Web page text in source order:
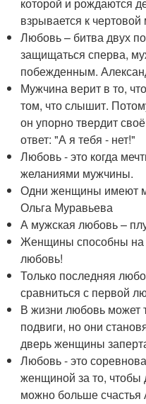
которой и рождаются
взрывается к чертовой
Любовь – битва двух
защищаться сперва,
побежденным.
Мужчина верит в то,
том, что слышит.
он упорно твердит
ответ: "А я тебя - нет!"
Любовь - это когда
желаниями мужчины.
Одни женщины имеют
Ольга Муравьева
А мужская любовь –
Женщины способны на
любовь!
Только последняя
сравниться с первой
В жизни любовь может
подвиги, но они
дверь женщины
Любовь - это
женщиной за то, чтобы
можно больше